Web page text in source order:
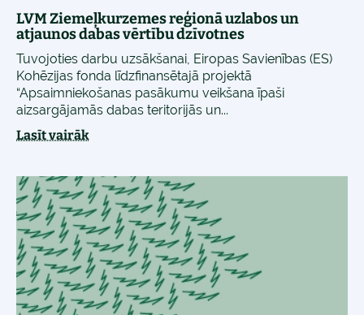
LVM Ziemeļkurzemes reģionā uzlabos un
atjaunos dabas vērtību dzīvotnes
Tuvojoties darbu uzsākšanai, Eiropas Savienības (ES)
Kohēzijas fonda līdzfinansētajā projektā
“Apsaimniekošanas pasākumu veikšana īpaši
aizsargājamās dabas teritorijās un...
Lasīt vairāk